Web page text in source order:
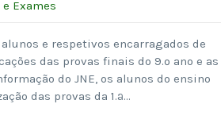
e Exames
e respetivos encarragados de
das provas finais do 9.º ano e as
do JNE, os alunos do ensino
das provas da 1.ª…